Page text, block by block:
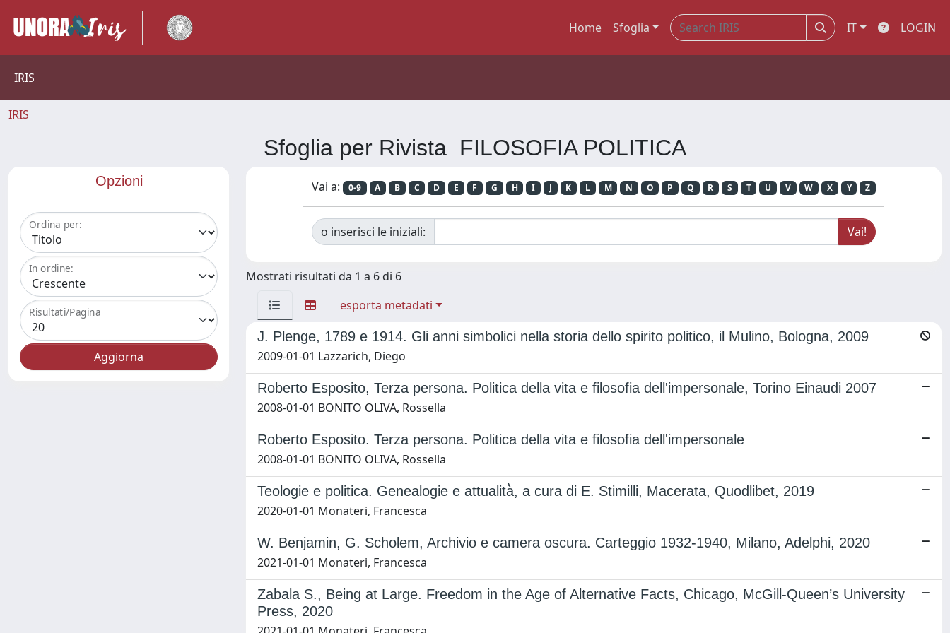
Home Sfoglia IT LOGIN
IRIS
IRIS
Sfoglia per Rivista FILOSOFIA POLITICA
Opzioni
Ordina per:
In ordine:
Risultati/Pagina
Vai a: 0-9 A B C D E F G H I J K L M N O P Q R S T U V W X Y Z
o inserisci le iniziali:
Mostrati risultati da 1 a 6 di 6
esporta metadati
J. Plenge, 1789 e 1914. Gli anni simbolici nella storia dello spirito politico, il Mulino, Bologna, 2009
2009-01-01 Lazzarich, Diego
Roberto Esposito, Terza persona. Politica della vita e filosofia dell'impersonale, Torino Einaudi 2007
2008-01-01 BONITO OLIVA, Rossella
Roberto Esposito. Terza persona. Politica della vita e filosofia dell'impersonale
2008-01-01 BONITO OLIVA, Rossella
Teologie e politica. Genealogie e attualità̀, a cura di E. Stimilli, Macerata, Quodlibet, 2019
2020-01-01 Monateri, Francesca
W. Benjamin, G. Scholem, Archivio e camera oscura. Carteggio 1932-1940, Milano, Adelphi, 2020
2021-01-01 Monateri, Francesca
Zabala S., Being at Large. Freedom in the Age of Alternative Facts, Chicago, McGill-Queen’s University
Press, 2020